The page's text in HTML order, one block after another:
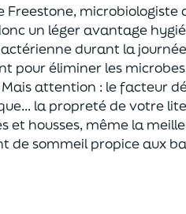
Freestone, microbiologiste
un léger avantage
durant la
pour éliminer les
attention : le facteur
la propreté de votre
et housses, même la
de sommeil propice aux